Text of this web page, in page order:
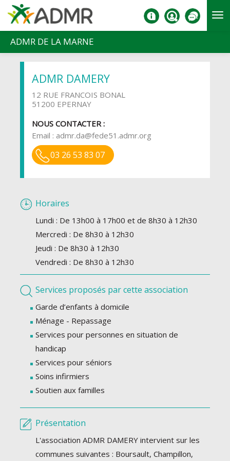
Aller au contenu principal
ADMR DE LA MARNE
ADMR DAMERY
12 RUE FRANCOIS BONAL
51200 EPERNAY
NOUS CONTACTER :
Email : admr.da@fede51.admr.org
03 26 53 83 07
Horaires
Lundi : De 13h00 à 17h00 et de 8h30 à 12h30
Mercredi : De 8h30 à 12h30
Jeudi : De 8h30 à 12h30
Vendredi : De 8h30 à 12h30
Services proposés par cette association
Garde d’enfants à domicile
Ménage - Repassage
Services pour personnes en situation de
handicap
Services pour séniors
Soins infirmiers
Soutien aux familles
Présentation
L'association ADMR DAMERY intervient sur les
communes suivantes : Boursault, Champillon,